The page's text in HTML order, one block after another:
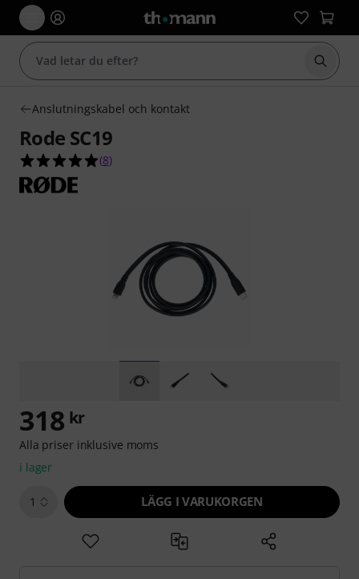
Börja
Anslutningskabel och kontakt
Rode SC19
4.9 av 5 stjärnor från 8 kundbetyg
(8)
318 kr
Alla priser inklusive moms
i lager
1 LÄGG I VARUKORGEN